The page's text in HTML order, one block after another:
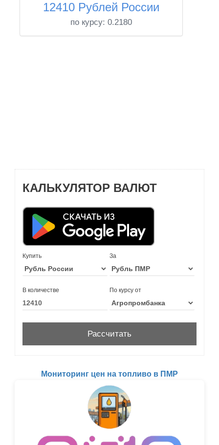
12410 Рублей России
по курсу: 0.2180
КАЛЬКУЛЯТОР ВАЛЮТ
Купить За
В количестве По курсу от
Мониторинг цен на топливо в ПМР